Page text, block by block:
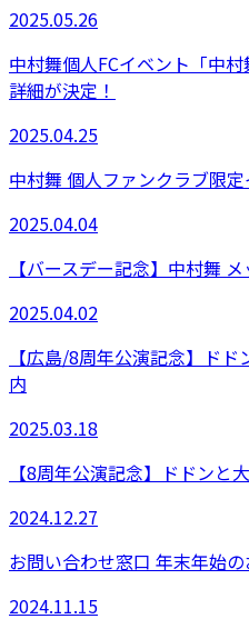
2025.05.26
中村舞個人FCイベント「中
詳細が決定！
2025.04.25
中村舞 個人ファンクラブ限定
2025.04.04
【バースデー記念】中村舞
2025.04.02
【広島/8周年公演記念】ド
内
2025.03.18
【8周年公演記念】ドドンと
2024.12.27
お問い合わせ窓口 年末年始
2024.11.15